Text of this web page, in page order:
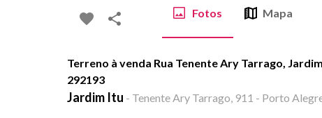
Fotos Mapa
Terreno à venda Rua Tenente Ary Tarrago,
292193
Jardim Itu - Tenente Ary Tarrago, 911 - Porto